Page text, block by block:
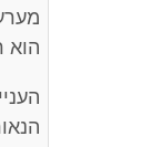
הוא